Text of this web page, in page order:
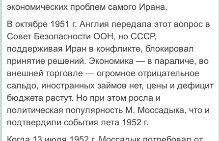
экономических проблем самого Ирана.
В октябре 1951 г. Англия передала этот вопрос в
Совет Безопасно­сти ООН, но СССР,
поддерживая Иран в конфликте, блокировал
принятие решений. Экономика — в параличе, во
внешней торгов­ле — огромное отрицательное
сальдо, иностранных займов нет, цены и дефицит
бюджета растут. Но при этом росла и
политическая попу­лярность М. Моссадыка, что и
подтвердили события лета 1952 г.